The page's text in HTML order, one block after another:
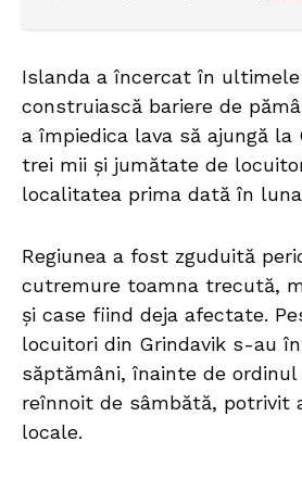
Islanda a încercat în
construiască bariere de
a împiedica lava să ajungă la
trei mii și jumătate de
localitatea prima dată în
Regiunea a fost zguduită
cutremure toamna trecută,
și case fiind deja afectate.
locuitori din Grindavik s-au
săptămâni, înainte de ordinul
reînnoit de sâmbătă, potrivit
locale.